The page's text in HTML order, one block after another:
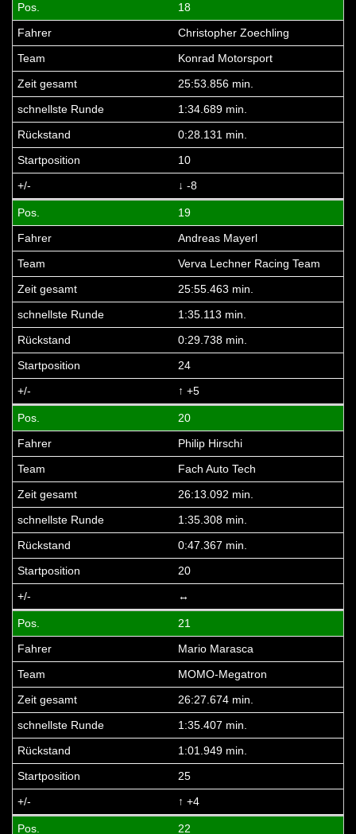
18
Christopher Zoechling
Konrad Motorsport
25:53.856 min.
1:34.689 min.
0:28.131 min.
10
↓ -8
19
Andreas Mayerl
Verva Lechner Racing Team
25:55.463 min.
1:35.113 min.
0:29.738 min.
24
↑ +5
20
Philip Hirschi
Fach Auto Tech
26:13.092 min.
1:35.308 min.
0:47.367 min.
20
↔
21
Mario Marasca
MOMO-Megatron
26:27.674 min.
1:35.407 min.
1:01.949 min.
25
↑ +4
22